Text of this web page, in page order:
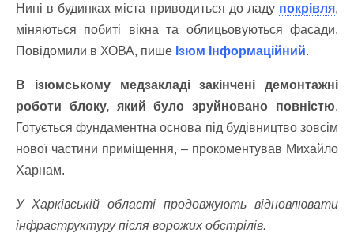
Нині в будинках міста приводиться до ладу покрівля,
міняються побиті вікна та облицьовуються фасади.
Повідомили в ХОВА, пише Ізюм Інформаційний.
В ізюмському медзакладі закінчені демонтажні
роботи блоку, який було зруйновано повністю.
Готується фундаментна основа під будівництво зовсім
нової частини приміщення, – прокоментував Михайло
Харнам.
У Харківській області продовжують відновлювати
інфраструктуру після ворожих обстрілів.